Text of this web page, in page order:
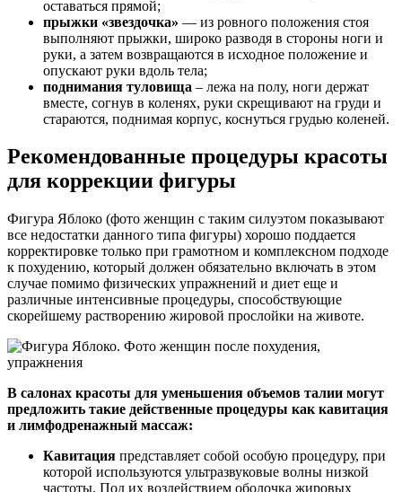
оставаться прямой;
прыжки «звездочка» — из ровного положения стоя
выполняют прыжки, широко разводя в стороны ноги и
руки, а затем возвращаются в исходное положение и
опускают руки вдоль тела;
поднимания туловища – лежа на полу, ноги держат
вместе, согнув в коленях, руки скрещивают на груди и
стараются, поднимая корпус, коснуться грудью коленей.
Рекомендованные процедуры красоты
для коррекции фигуры
Фигура Яблоко (фото женщин с таким силуэтом показывают
все недостатки данного типа фигуры) хорошо поддается
корректировке только при грамотном и комплексном подходе
к похудению, который должен обязательно включать в этом
случае помимо физических упражнений и диет еще и
различные интенсивные процедуры, способствующие
скорейшему растворению жировой прослойки на животе.
В салонах красоты для уменьшения объемов талии могут
предложить такие действенные процедуры как кавитация
и лимфодренажный массаж:
Кавитация представляет собой особую процедуру, при
которой используются ультразвуковые волны низкой
частоты. Под их воздействием оболочка жировых